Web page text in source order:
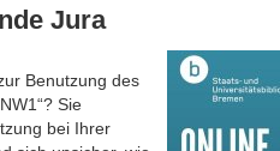
Jura
Benutzung des
Sie
bei Ihrer